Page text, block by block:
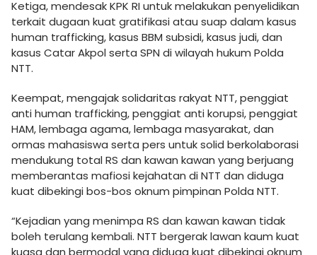
Ketiga, mendesak KPK RI untuk melakukan penyelidikan
terkait dugaan kuat gratifikasi atau suap dalam kasus
human trafficking, kasus BBM subsidi, kasus judi, dan
kasus Catar Akpol serta SPN di wilayah hukum Polda
NTT.
Keempat, mengajak solidaritas rakyat NTT, penggiat
anti human trafficking, penggiat anti korupsi, penggiat
HAM, lembaga agama, lembaga masyarakat, dan
ormas mahasiswa serta pers untuk solid berkolaborasi
mendukung total RS dan kawan kawan yang berjuang
memberantas mafiosi kejahatan di NTT dan diduga
kuat dibekingi bos-bos oknum pimpinan Polda NTT.
“Kejadian yang menimpa RS dan kawan kawan tidak
boleh terulang kembali. NTT bergerak lawan kaum kuat
kuasa dan bermodal yang diduga kuat dibekingi oknum